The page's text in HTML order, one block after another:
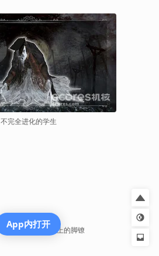
不完全进化的学生
你可以看到脚踝上的脚镣
App内打开